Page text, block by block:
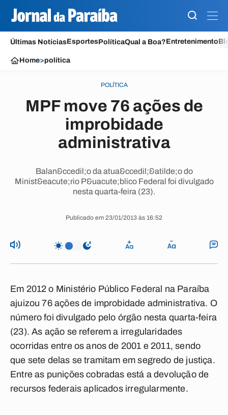
Últimas NotíciasEsportesPolíticaQual a Boa?Entretenimento
Home>política
POLÍTICA
MPF move 76 ações de
improbidade
administrativa
Balan&ccedil;o da atua&ccedil;&atilde;o do
Minist&eacute;rio P&uacute;blico Federal foi divulgado
nesta quarta-feira (23).
Publicado em 23/01/2013 às 16:52
Em 2012 o Ministério Público Federal na Paraíba
ajuizou 76 ações de improbidade administrativa. O
número foi divulgado pelo órgão nesta quarta-feira
(23). As ação se referem a irregularidades
ocorridas entre os anos de 2001 e 2011, sendo
que sete delas se tramitam em segredo de justiça.
Entre as punições cobradas está a devolução de
recursos federais aplicados irregularmente.